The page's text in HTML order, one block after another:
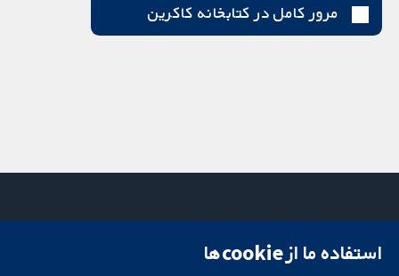
مرور کامل در کتابخانه کاکرین
میدان کاوندیش
استفاده ما از cookie‌ها